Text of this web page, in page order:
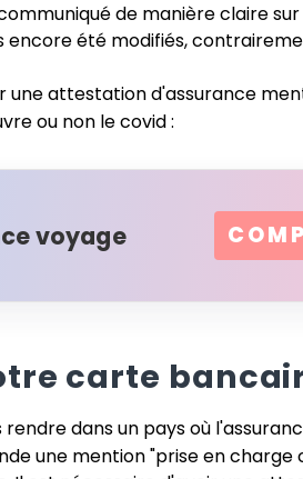
de manière claire
encore été modifiés,
une attestation d'assurance
ou non le covid :
voyage
carte
dans un pays où
une mention "prise en charge